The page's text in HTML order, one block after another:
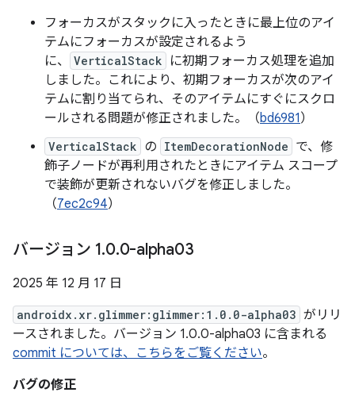
フォーカスがスタックに入ったときに最上位のアイ
テムにフォーカスが設定されるよう
に、
VerticalStack
に初期フォーカス処理を追加
しました。これにより、初期フォーカスが次のアイ
テムに割り当てられ、そのアイテムにすぐにスクロ
ールされる問題が修正されました。（bd6981）
VerticalStack の ItemDecorationNode で、修
飾子ノードが再利用されたときにアイテム スコープ
で装飾が更新されないバグを修正しました。
（7ec2c94）
バージョン 1.0.0-alpha03
2025 年 12 月 17 日
androidx.xr.glimmer:glimmer:1.0.0-alpha03 がリリ
ースされました。バージョン 1.0.0-alpha03 に含まれる
commit については、こちらをご覧ください。
バグの修正